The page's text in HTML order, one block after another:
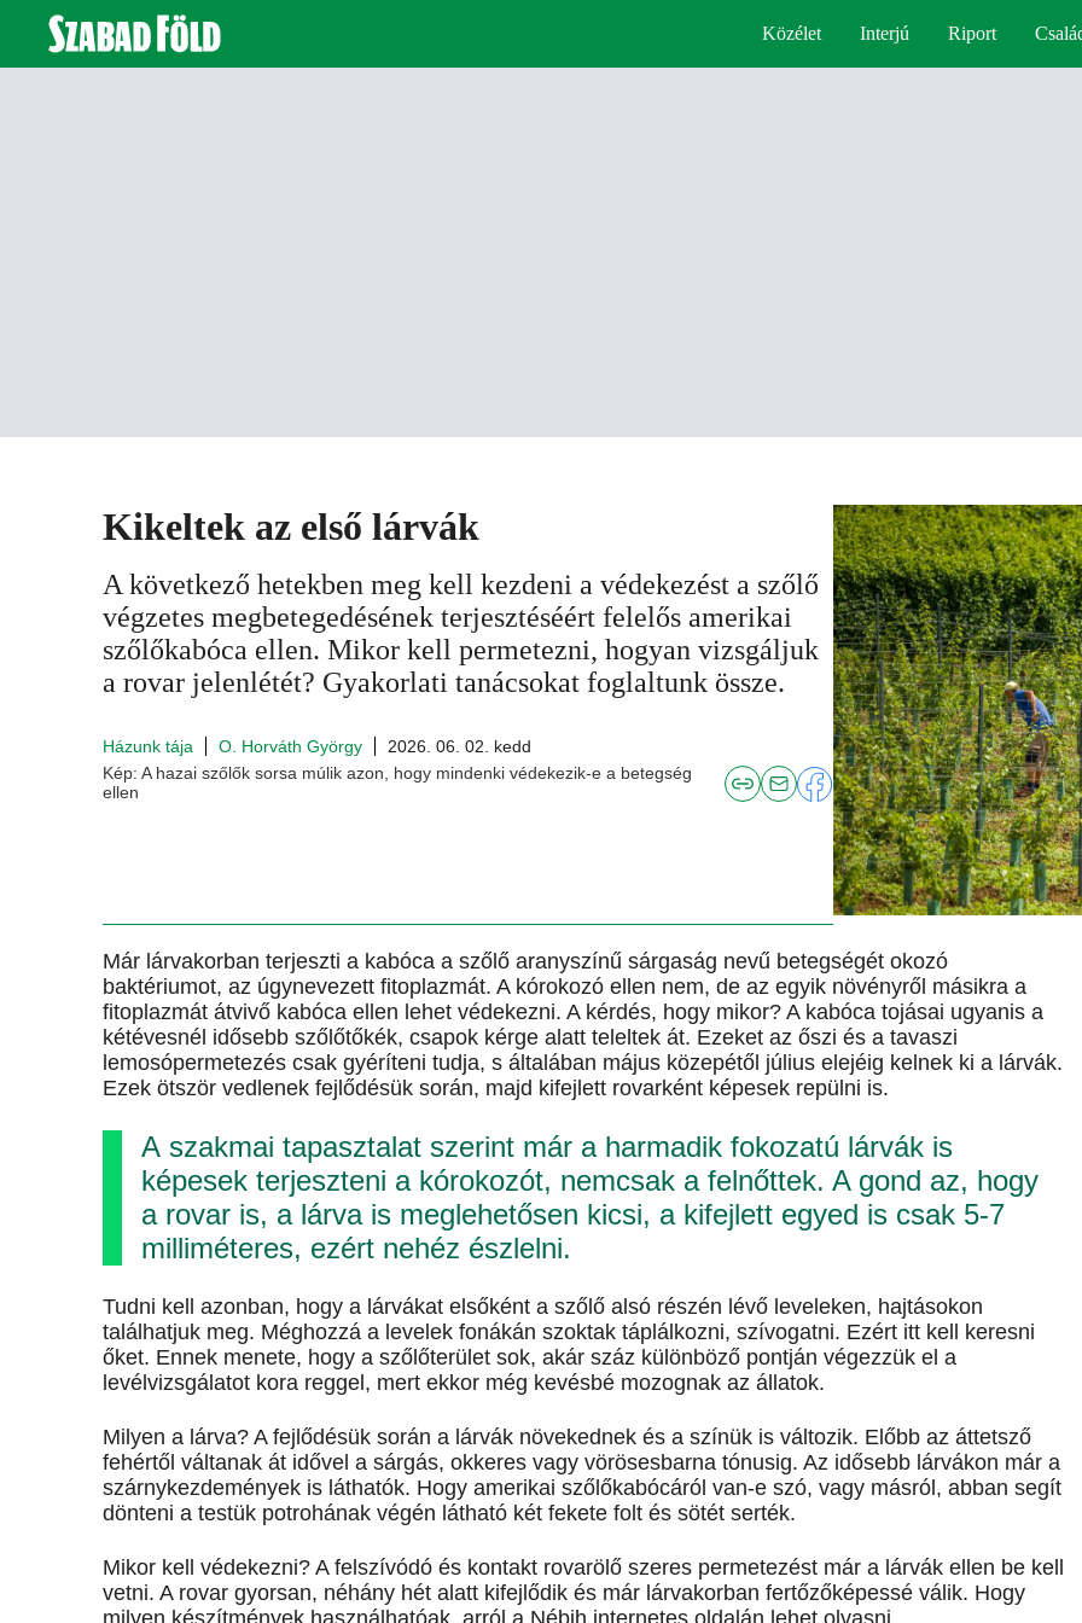
Közélet Interjú Riport
Kikeltek az első lárvák
A következő hetekben meg kell kezdeni a védekezést a szőlő
végzetes megbetegedésének terjesztéséért felelős amerikai
szőlőkabóca ellen. Mikor kell permetezni, hogyan vizsgáljuk
a rovar jelenlétét? Gyakorlati tanácsokat foglaltunk össze.
Házunk tája O. Horváth György
2026. 06. 02. kedd
Kép: A hazai szőlők sorsa múlik azon, hogy mindenki védekezik-e a betegség
ellen
Már lárvakorban terjeszti a kabóca a szőlő aranyszínű sárgaság nevű betegségét okozó
baktériumot, az úgynevezett fitoplazmát. A kórokozó ellen nem, de az egyik növényről másikra a
fitoplazmát átvivő kabóca ellen lehet védekezni. A kérdés, hogy mikor? A kabóca tojásai ugyanis a
kétévesnél idősebb szőlőtőkék, csapok kérge alatt teleltek át. Ezeket az őszi és a tavaszi
lemosópermetezés csak gyéríteni tudja, s általában május közepétől július elejéig kelnek ki a lárvák.
Ezek ötször vedlenek fejlődésük során, majd kifejlett rovarként képesek repülni is.
A szakmai tapasztalat szerint már a harmadik fokozatú lárvák is
képesek terjeszteni a kórokozót, nemcsak a felnőttek. A gond az, hogy
a rovar is, a lárva is meglehetősen kicsi, a kifejlett egyed is csak 5-7
milliméteres, ezért nehéz észlelni.
Tudni kell azonban, hogy a lárvákat elsőként a szőlő alsó részén lévő leveleken, hajtásokon
találhatjuk meg. Méghozzá a levelek fonákán szoktak táplálkozni, szívogatni. Ezért itt kell keresni
őket. Ennek menete, hogy a szőlőterület sok, akár száz különböző pontján végezzük el a
levélvizsgálatot kora reggel, mert ekkor még kevésbé mozognak az állatok.
Milyen a lárva? A fejlődésük során a lárvák növekednek és a színük is változik. Előbb az áttetsző
fehértől váltanak át idővel a sárgás, okkeres vagy vörösesbarna tónusig. Az idősebb lárvákon már a
szárnykezdemények is láthatók. Hogy amerikai szőlőkabócáról van-e szó, vagy másról, abban segít
dönteni a testük potrohának végén látható két fekete folt és sötét serték.
Mikor kell védekezni? A felszívódó és kontakt rovarölő szeres permetezést már a lárvák ellen be kell
vetni. A rovar gyorsan, néhány hét alatt kifejlődik és már lárvakorban fertőzőképessé válik. Hogy